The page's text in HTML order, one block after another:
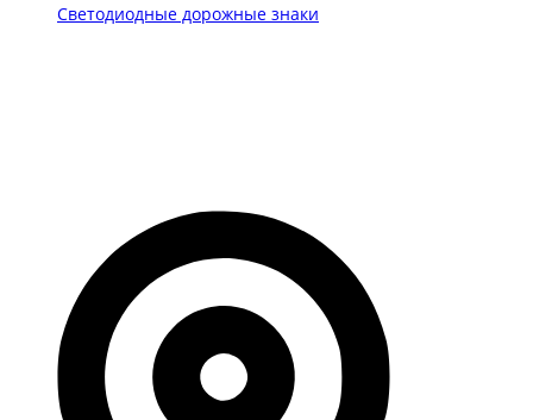
Светодиодные дорожные знаки